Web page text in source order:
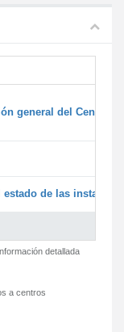
general del Centro y
de las
detallada
a centros